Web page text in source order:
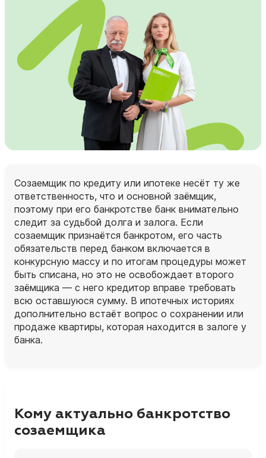
Созаемщик по кредиту или ипотеке несёт ту же
ответственность, что и основной заёмщик,
поэтому при его банкротстве банк внимательно
следит за судьбой долга и залога. Если
созаемщик признаётся банкротом, его часть
обязательств перед банком включается в
конкурсную массу и по итогам процедуры может
быть списана, но это не освобождает второго
заёмщика — с него кредитор вправе требовать
всю оставшуюся сумму. В ипотечных историях
дополнительно встаёт вопрос о сохранении или
продаже квартиры, которая находится в залоге у
банка.
Кому актуально банкротство
созаемщика